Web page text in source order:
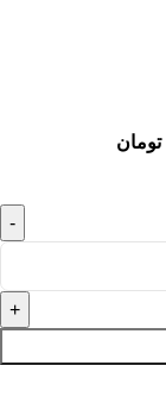
تومان